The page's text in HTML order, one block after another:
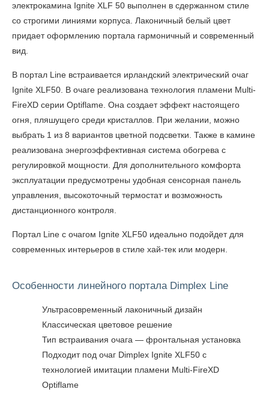
электрокамина Ignite XLF 50 выполнен в сдержанном стиле
со строгими линиями корпуса. Лаконичный белый цвет
придает оформлению портала гармоничный и современный
вид.
В портал Line встраивается ирландский электрический очаг
Ignite XLF50. В очаге реализована технология пламени Multi-
FireXD серии Optiflame. Она создает эффект настоящего
огня, пляшущего среди кристаллов. При желании, можно
выбрать 1 из 8 вариантов цветной подсветки. Также в камине
реализована энергоэффективная система обогрева с
регулировкой мощности. Для дополнительного комфорта
эксплуатации предусмотрены удобная сенсорная панель
управления, высокоточный термостат и возможность
дистанционного контроля.
Портал Line с очагом Ignite XLF50 идеально подойдет для
современных интерьеров в стиле хай-тек или модерн.
Особенности линейного портала Dimplex Line
Ультрасовременный лаконичный дизайн
Классическая цветовое решение
Тип встраивания очага — фронтальная установка
Подходит под очаг Dimplex Ignite XLF50 с
технологией имитации пламени Multi-FireXD
Optiflame